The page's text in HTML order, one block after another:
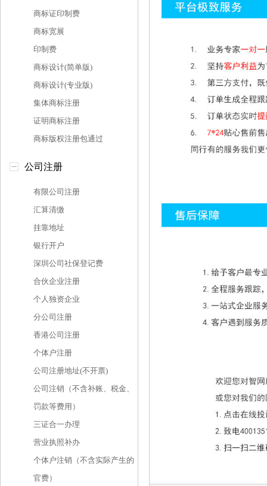
商标证印制费
商标宽展
印制费
商标设计(简单版)
商标设计(专业版)
集体商标注册
证明商标注册
商标版权注册包通过
公司注册
有限公司注册
汇算清缴
挂靠地址
银行开户
深圳公司社保登记费
合伙企业注册
个人独资企业
分公司注册
香港公司注册
个体户注册
公司注册地址(不开票)
公司注销（不含补账、税金、
罚款等费用）
三证合一办理
营业执照补办
个体户注销（不含实际产生的
官费）